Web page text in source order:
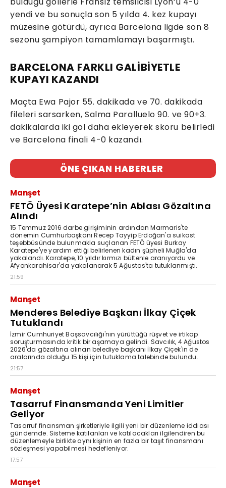
yendi ve bu sonuçla son 5 yılda 4. kez kupayı
müzesine götürdü, ayrıca Barcelona ligde son 8
sezonu şampiyon tamamlamayı başarmıştı.
BARCELONA FARKLI GALİBİYETLE
KUPAYI KAZANDI
Maçta Ewa Pajor 55. dakikada ve 70. dakikada
fileleri sarsarken, Salma Paralluelo 90. ve 90+3.
dakikalarda iki gol daha ekleyerek skoru belirledi
ve Barcelona finali 4-0 kazandı.
ÖNE ÇIKAN HABERLER
Manşet
FETÖ Üyesi Karatepe’nin Ablası Gözaltına
Alındı
15 Temmuz 2016 darbe girişiminin ardından Marmaris'te
dönemin Cumhurbaşkanı Recep Tayyip Erdoğan'a suikast
teşebbüsünde bulunmakla suçlanan FETÖ üyesi Burkay
Karatepe'ye yardım ettiği belirlenen kadın şüpheli Muğla'da
yakalandı. Karatepe, 10 yıldır kırmızı bültenle aranıyordu ve
Afyonkarahisar'da yakalanarak 5 Ağustos'ta tutuklanmıştı.
21:59
Manşet
Menderes Belediye Başkanı İlkay Çiçek
Tutuklandı
İzmir Cumhuriyet Başsavcılığı'nın yürüttüğü rüşvet ve irtikap
soruşturmasında kritik bir aşamaya gelindi. Savcılık, 4 Ağustos
2026'da gözaltına alınan belediye başkanı İlkay Çiçek'in de
aralarında olduğu 15 kişi için tutuklama talebinde bulundu.
21:57
Manşet
Tasarruf Finansmanda Yeni Limitler
Geliyor
Tasarruf finansman şirketleriyle ilgili yeni bir düzenleme iddiası
gündemde. Sisteme katılanları ve katılacakları ilgilendiren bu
düzenlemeyle birlikte aynı kişinin en fazla bir taşıt finansmanı
sözleşmesi yapabilmesi hedefleniyor.
17:57
Manşet